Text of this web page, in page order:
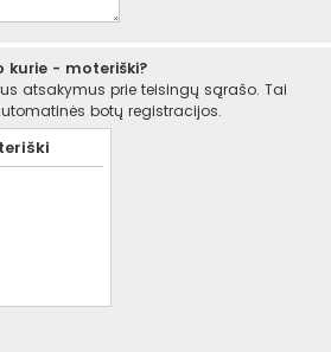
kurie - moteriški?
atsakymus prie teisingų sąrašo. Tai
botų registracijos.